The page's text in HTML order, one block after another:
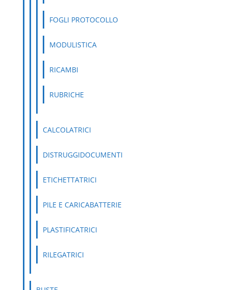
FOGLI PROTOCOLLO
MODULISTICA
RICAMBI
RUBRICHE
CALCOLATRICI
DISTRUGGIDOCUMENTI
ETICHETTATRICI
PILE E CARICABATTERIE
PLASTIFICATRICI
RILEGATRICI